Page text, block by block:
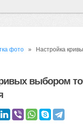
фото » Настройка
выбором